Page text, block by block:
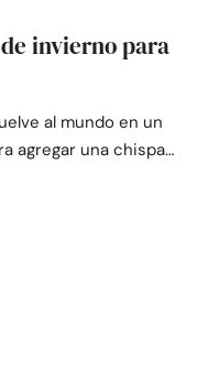
invierno para
al mundo en un
agregar una chispa…